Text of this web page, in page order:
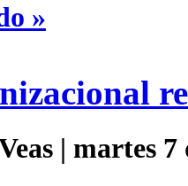
»
| martes